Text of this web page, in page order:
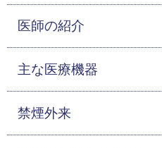
医師の紹介
主な医療機器
禁煙外来